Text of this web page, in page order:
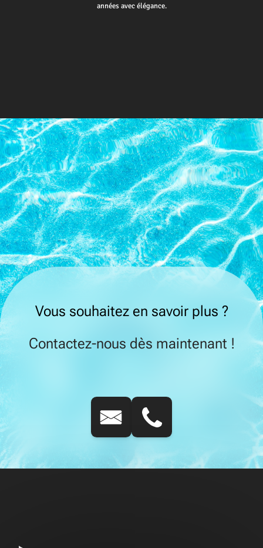
années avec élégance.
Vous souhaitez en savoir plus ?
Contactez-nous dès maintenant !